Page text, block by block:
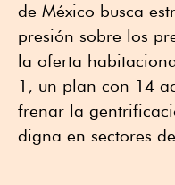
de México busca
presión sobre los
la oferta
1, un plan con 14
frenar la
digna en sectores